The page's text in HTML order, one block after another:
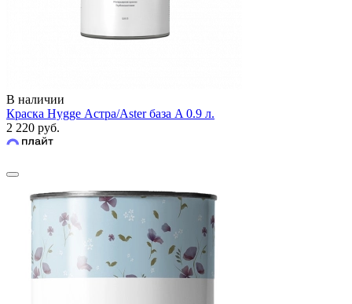
В наличии
Краска Hygge Астра/Aster база A 0.9 л.
2 220 руб.